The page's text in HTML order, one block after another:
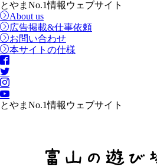
とやまNo.1情報ウェブサイト
About us
広告掲載&仕事依頼
お問い合わせ
本サイトの仕様
とやまNo.1情報ウェブサイト